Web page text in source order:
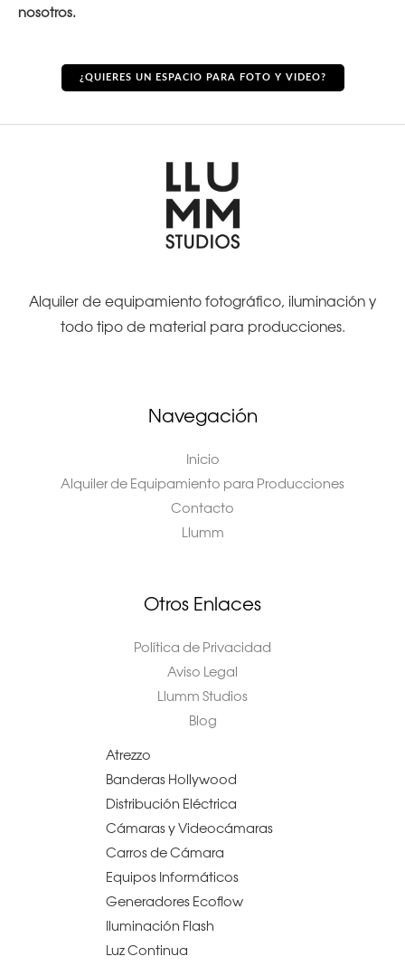
nosotros.
¿QUIERES UN ESPACIO PARA FOTO Y VIDEO?
Alquiler de equipamiento fotográfico, iluminación y
todo tipo de material para producciones.
Navegación
Inicio
Alquiler de Equipamiento para Producciones
Contacto
Llumm
Otros Enlaces
Política de Privacidad
Aviso Legal
Llumm Studios
Blog
Atrezzo
Banderas Hollywood
Distribución Eléctrica
Cámaras y Videocámaras
Carros de Cámara
Equipos Informáticos
Generadores Ecoflow
Iluminación Flash
Luz Continua